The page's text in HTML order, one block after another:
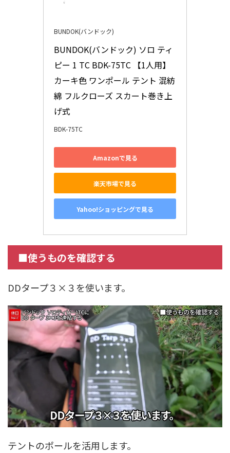
BUNDOK(バンドック)
BUNDOK(バンドック) ソロ ティ
ピー 1 TC BDK-75TC 【1人用】
カーキ色 ワンポール テント 混紡
綿 フルクローズ スカート巻き上
げ式
BDK-75TC
Amazonで見る
楽天市場で見る
Yahoo!ショッピングで見る
■使うものを確認する
DDタープ３×３を使います。
テントのポールを活用します。